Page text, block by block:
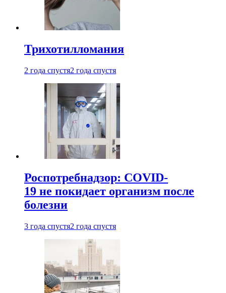
Трихотилломания
2 года спустя2 года спустя
Роспотребнадзор: COVID-
19 не покидает организм после
болезни
3 года спустя2 года спустя